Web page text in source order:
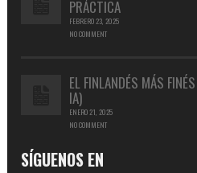
PRÁCTICA
FEBRERO 23, 2025
NO COMMENT
EL FINLANDÉS MÁS
IA)
ENERO 21, 2025
NO COMMENT
SÍGUENOS EN